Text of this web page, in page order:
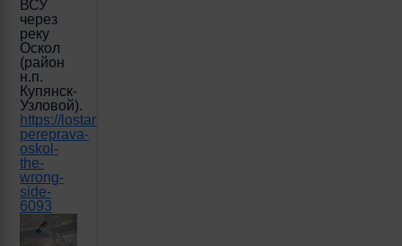
ВСУ
через
реку
Оскол
(район
н.п.
Купянск-
Узловой).
https://lostarmour.info/news/udar-
pereprava-
oskol-
the-
wrong-
side-
6093